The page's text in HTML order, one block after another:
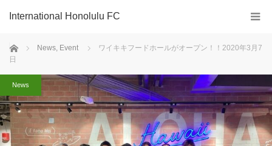
International Honolulu FC
ホーム News, Event
ワイキキフードホールがオープン！！2020年3月7
日
News